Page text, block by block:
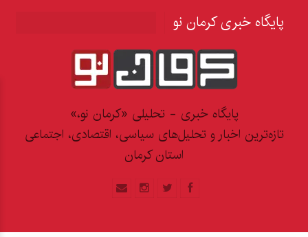
پایگاه خبری کرمان نو
پایگاه خبری - تحلیلی «کرمان نو،»
تازه‌ترین اخبار و تحلیل‌های سیاسی، اقتصادی، اجتماعی
استان کرمان